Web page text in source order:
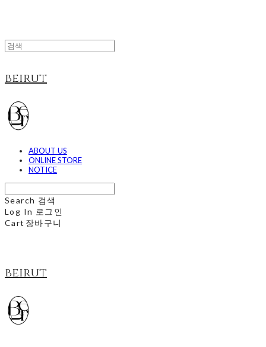
beirut
ABOUT US
ONLINE STORE
NOTICE
Search 검색
Log In 로그인
Cart 장바구니
beirut